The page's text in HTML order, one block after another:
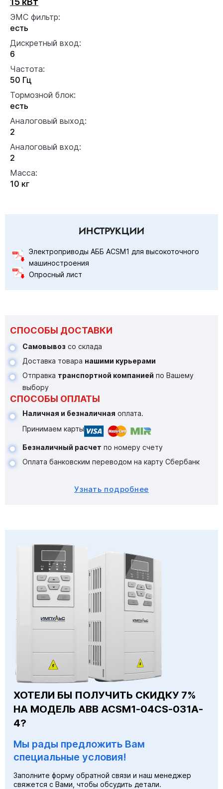
ЭМС фильтр:
есть
Дискретный вход:
6
Частота:
50 Гц
Тормозной блок:
есть
Аналоговый выход:
2
Аналоговый вход:
2
Масса:
10 кг
ИНСТРУКЦИИ
Электроприводы АББ ACSM1 для высокоточного
машиностроения
Опросный лист
СПОСОБЫ ДОСТАВКИ
Самовывоз со склада
Доставка товара нашими курьерами
Отправка транспортной компанией по Вашему
выбору
СПОСОБЫ ОПЛАТЫ
Наличная и безналичная оплата.
Принимаем карты
Безналичный расчет по номеру счету
Оплата банковским переводом на карту Сбербанк
Узнать подробнее
ХОТЕЛИ БЫ ПОЛУЧИТЬ СКИДКУ 7%
НА МОДЕЛЬ ABB ACSM1-04CS-031A-
4?
Мы рады предложить Вам
специальные условия!
Заполните форму обратной связи и наш менеджер
свяжется с Вами, чтобы обсудить детали.